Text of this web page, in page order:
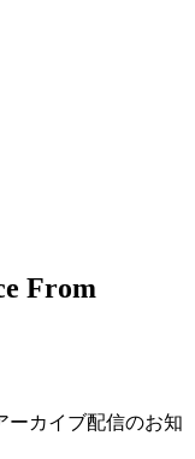
From
ーカイブ配信のお知